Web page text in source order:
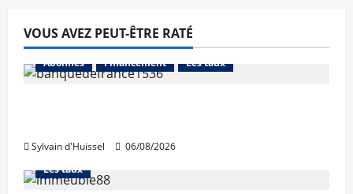
VOUS AVEZ PEUT-ÊTRE RATÉ
Abonnés Financement Les taux
Sylvain d'Huissel 06/08/2026
Abonnés Financement
Les taux